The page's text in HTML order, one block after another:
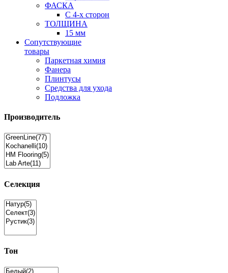
ФАСКА
С 4-х сторон
ТОЛЩИНА
15 мм
Сопутствующие
товары
Паркетная химия
Фанера
Плинтусы
Средства для ухода
Подложка
Производитель
Селекция
Тон